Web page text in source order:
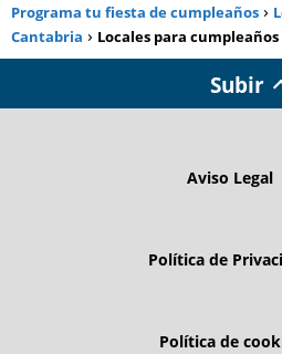
Programa tu fiesta de cumpleaños
Cantabria
Locales para
Subir
Aviso Legal
Política de
Política de